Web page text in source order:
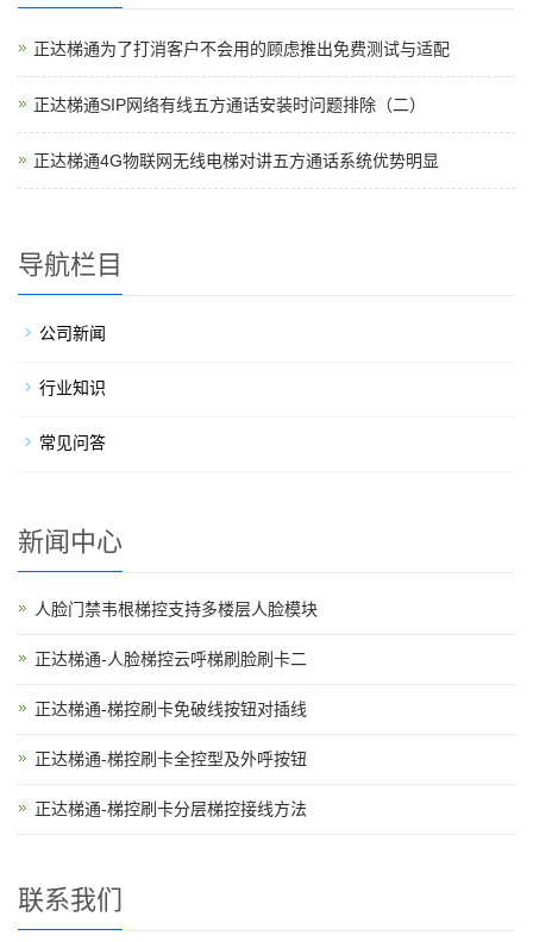
正达梯通为了打消客户不会用的顾虑推出免费测试与适配
正达梯通SIP网络有线五方通话安装时问题排除（二）
正达梯通4G物联网无线电梯对讲五方通话系统优势明显
导航栏目
公司新闻
行业知识
常见问答
新闻中心
人脸门禁韦根梯控支持多楼层人脸模块
正达梯通-人脸梯控云呼梯刷脸刷卡二
正达梯通-梯控刷卡免破线按钮对插线
正达梯通-梯控刷卡全控型及外呼按钮
正达梯通-梯控刷卡分层梯控接线方法
联系我们